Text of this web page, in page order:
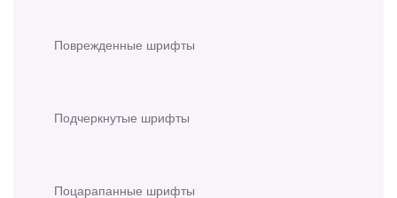
Поврежденные шрифты
Подчеркнутые шрифты
Поцарапанные шрифты